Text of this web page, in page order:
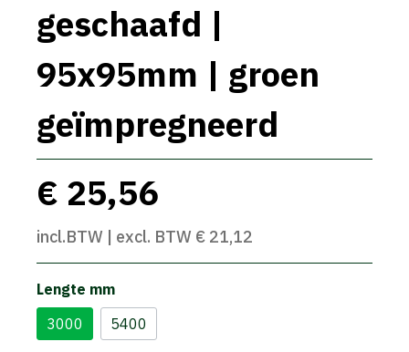
geschaafd |
95x95mm | groen
geïmpregneerd
€ 25,56
incl.BTW | excl. BTW € 21,12
Lengte mm
3000
5400